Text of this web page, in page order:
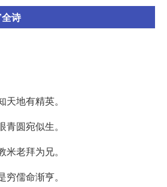
诗
地有精英。
圆宛似生。
老拜为兄。
儒命渐亨。